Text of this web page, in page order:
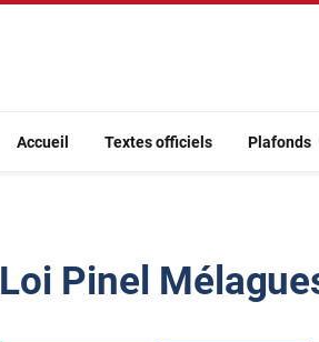
Accueil Textes officiels Plafonds
Loi Pinel